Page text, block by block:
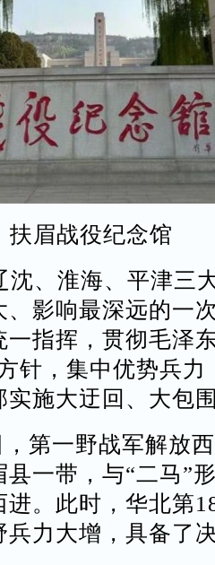
扶眉战役纪念馆
、淮海、平津三
影响最深远的一
一指挥，贯彻毛泽
针，集中优势兵力
实施大迂回、大包
第一野战军解放
县一带，与“二马”
。此时，华北第
兵力大增，具备了